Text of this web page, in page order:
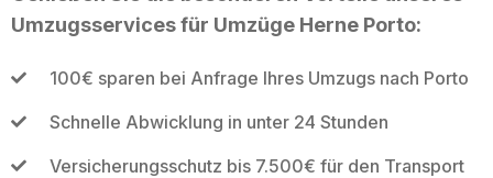
Umzugsservices für Umzüge Herne Porto:
100€ sparen bei Anfrage Ihres Umzugs nach Porto
Schnelle Abwicklung in unter 24 Stunden
Versicherungsschutz bis 7.500€ für den Transport